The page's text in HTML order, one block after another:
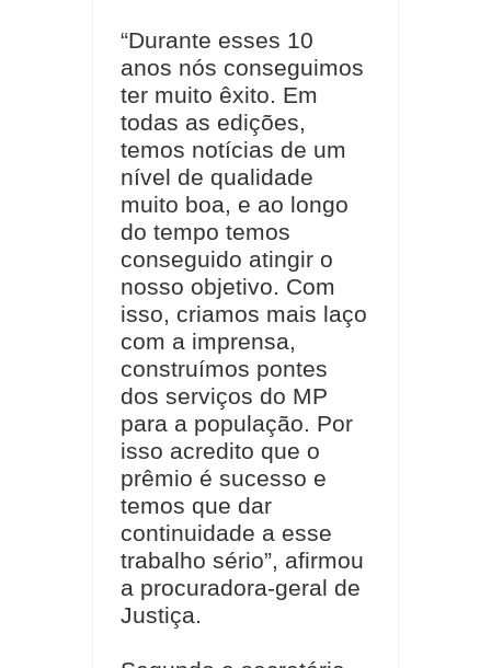
“Durante esses 10
anos nós conseguimos
ter muito êxito. Em
todas as edições,
temos notícias de um
nível de qualidade
muito boa, e ao longo
do tempo temos
conseguido atingir o
nosso objetivo. Com
isso, criamos mais laço
com a imprensa,
construímos pontes
dos serviços do MP
para a população. Por
isso acredito que o
prêmio é sucesso e
temos que dar
continuidade a esse
trabalho sério”, afirmou
a procuradora-geral de
Justiça.